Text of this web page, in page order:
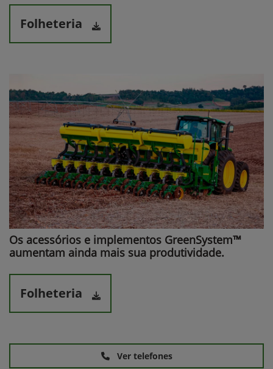
Folheteria
Os acessórios e implementos GreenSystem™
aumentam ainda mais sua produtividade.​
Folheteria
Ver telefones